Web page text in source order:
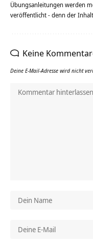
Übungsanleitungen werden
veröffentlicht - denn der
Keine
Deine E-Mail-Adresse wird nicht